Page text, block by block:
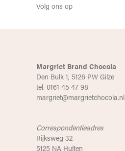
Volg ons op
Margriet Brand Chocola
Den Bulk 1, 5126 PW Gilze
tel. 0161 45 47 98
margriet@margrietchocola.nl
Correspondentieadres
Rijksweg 32
5125 NA Hulten